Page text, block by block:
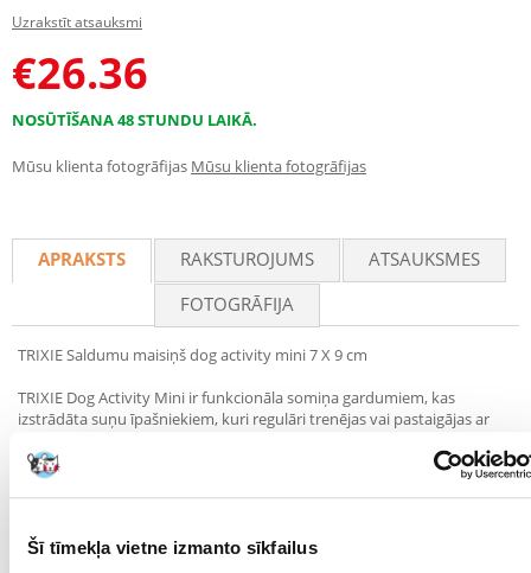
Šī tīmekļa vietne izmanto sīkfailus
Uzrakstīt atsauksmi
€26.36
NOSŪTĪŠANA 48 STUNDU LAIKĀ.
Mūsu klienta fotogrāfijas Mūsu klienta fotogrāfijas
APRAKSTS RAKSTUROJUMS
ATSAUKSMES
FOTOGRĀFIJA
TRIXIE Saldumu maisiņš dog activity mini 7 X 9 cm
TRIXIE Dog Activity Mini ir funkcionāla somiņa gardumiem, kas
izstrādāta suņu īpašniekiem, kuri regulāri trenējas vai pastaigājas ar
iederas rokā, vienlaikus tajā var ievietot pietiekamu daudzumu
gardumu, lai apbalvotu suni treniņu sesiju laikā.
materiāliem, tāpēc tā ir piemērota gan ikdienas lietošanai, gan